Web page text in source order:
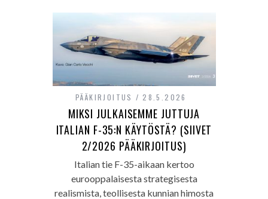
PÄÄKIRJOITUS 28.5.2026
MIKSI JULKAISEMME JUTTUJA
ITALIAN F-35:N KÄYTÖSTÄ? (SIIVET
2/2026 PÄÄKIRJOITUS)
Italian tie F-35-aikaan kertoo
eurooppalaisesta strategisesta
realismista, teollisesta kunnian himosta